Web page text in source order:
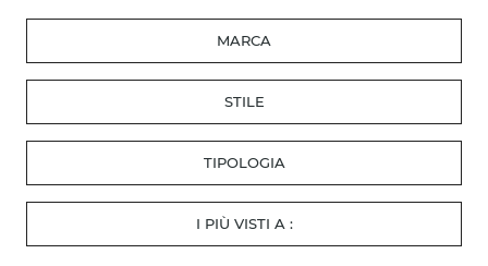
MARCA
STILE
TIPOLOGIA
I PIÙ VISTI A :